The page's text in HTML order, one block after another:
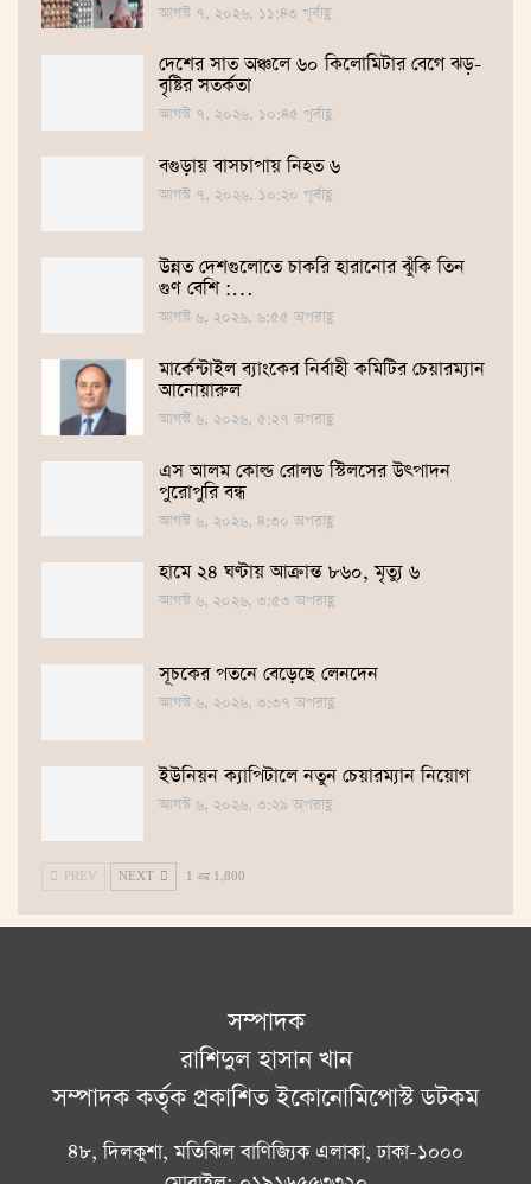
আগস্ট ৭, ২০২৬, ১১:৪৩ পূর্বাহ্ণ
দেশের সাত অঞ্চলে ৬০ কিলোমিটার বেগে ঝড়-
বৃষ্টির সতর্কতা
আগস্ট ৭, ২০২৬, ১০:৪৫ পূর্বাহ্ণ
বগুড়ায় বাসচাপায় নিহত ৬
আগস্ট ৭, ২০২৬, ১০:২০ পূর্বাহ্ণ
উন্নত দেশগুলোতে চাকরি হারানোর ঝুঁকি তিন
গুণ বেশি :…
আগস্ট ৬, ২০২৬, ৬:৫৫ অপরাহ্ণ
মার্কেন্টাইল ব্যাংকের নির্বাহী কমিটির চেয়ারম্যান
আনোয়ারুল
আগস্ট ৬, ২০২৬, ৫:২৭ অপরাহ্ণ
এস আলম কোল্ড রোলড স্টিলসের উৎপাদন
পুরোপুরি বন্ধ
আগস্ট ৬, ২০২৬, ৪:৩০ অপরাহ্ণ
হামে ২৪ ঘণ্টায় আক্রান্ত ৮৬০, মৃত্যু ৬
আগস্ট ৬, ২০২৬, ৩:৫৩ অপরাহ্ণ
সূচকের পতনে বেড়েছে লেনদেন
আগস্ট ৬, ২০২৬, ৩:৩৭ অপরাহ্ণ
ইউনিয়ন ক্যাপিটালে নতুন চেয়ারম্যান নিয়োগ
আগস্ট ৬, ২০২৬, ৩:২৯ অপরাহ্ণ
PREV NEXT 1 এর 1,800
সম্পাদক
রাশিদুল হাসান খান
সম্পাদক কর্তৃক প্রকাশিত ইকোনোমিপোস্ট ডটকম
৪৮, দিলকুশা, মতিঝিল বাণিজ্যিক এলাকা, ঢাকা-১০০০